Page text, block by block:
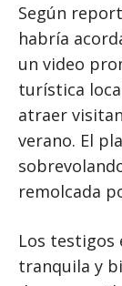
Según
habría
un video
turística
atraer
verano. El
remolcada
Los testigos
tranquila y